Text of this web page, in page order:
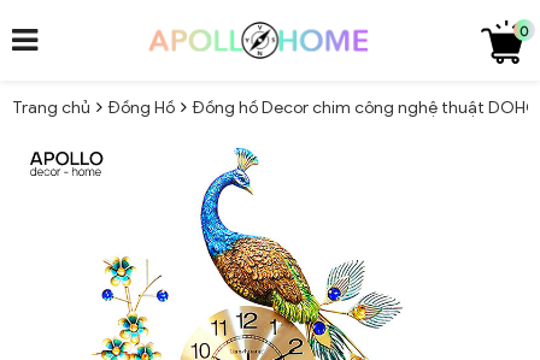
0
Trang chủ Đồng Hồ Đồng hồ Decor chim công nghệ thuật